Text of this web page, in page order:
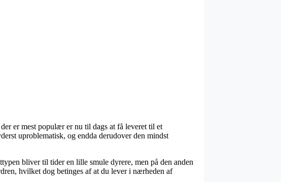
er mest populær er nu til dags at få leveret til et
uproblematisk, og endda derudover den mindst
bliver til tider en lille smule dyrere, men på den anden
hvilket dog betinges af at du lever i nærheden af